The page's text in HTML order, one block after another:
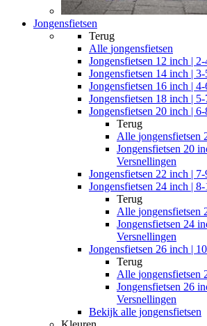
Jongensfietsen
Terug
Alle jongensfietsen
Jongensfietsen 12 inch |
Jongensfietsen 14 inch |
Jongensfietsen 16 inch |
Jongensfietsen 18 inch |
Jongensfietsen 20 inch |
Terug
Alle jongensfietsen
Jongensfietsen 20
Versnellingen
Jongensfietsen 22 inch |
Jongensfietsen 24 inch |
Terug
Alle jongensfietsen
Jongensfietsen 24
Versnellingen
Jongensfietsen 26 inch |
Terug
Alle jongensfietsen
Jongensfietsen 26
Versnellingen
Bekijk alle jongensfietsen